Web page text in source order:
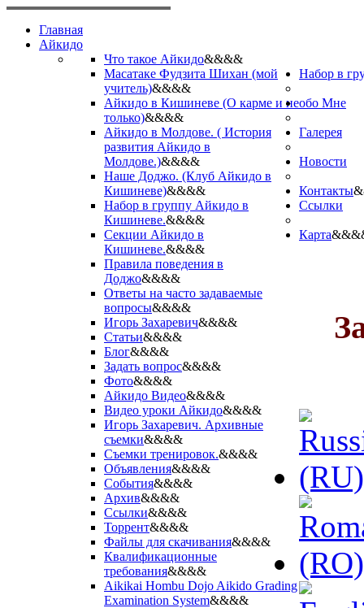
Главная
Айкидо
Что такое Айкидо&&&&
Масатаке Фудзита Шихан (мой
учитель)&&&&
Айкидо в Кишиневе (О карме и не
только)&&&&
Айкидо в Молдове. ( История
развития Айкидо в
Молдове.)&&&&
Наше Доджо. (Клуб Айкидо в
Кишиневе)&&&&
Набор в
Набор в группу Айкидо в
Кишиневе.&&&&
Секции Айкидо в
Кишиневе.&&&&
Правила поведения в
Доджо&&&&
Ответы на часто задаваемые
вопросы&&&&
обо Мне
Игорь Захаревич&&&&
Статьи&&&&
Блог&&&&
Задать вопрос&&&&
Галерея
Фото&&&&
Айкидо Видео&&&&
Видео уроки Айкидо&&&&
Игорь Захаревич. Архивные
съемки&&&&
Съемки тренировок.&&&&
Новости
Объявления&&&&
События&&&&
Архив&&&&
Контакты
Ссылки
Ссылки&&&&
Торрент&&&&
Файлы для скачивания&&&&
Квалификационные
требования&&&&
Aikikai Hombu Dojo Aikido Grading
Examination System&&&&
Карта